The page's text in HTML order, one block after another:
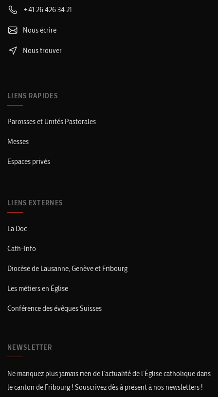
+41 26 426 34 21
Nous écrire
Nous trouver
LIENS RAPIDES
Paroisses et Unités Pastorales
Messes
Espaces privés
LIENS EXTERNES
La Doc
Cath-Info
Diocèse de Lausanne, Genève et Fribourg
Les métiers en Église
Conférence des évêques Suisses
NEWSLETTER
Ne manquez plus jamais rien de l’actualité de l’Église catholique dans
le canton de Fribourg ! Souscrivez dès à présent à nos newsletters !